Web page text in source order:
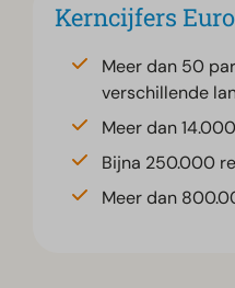
Kerncijfers
Meer dan 50
verschillende
Meer dan
Bijna 250.000
Meer dan